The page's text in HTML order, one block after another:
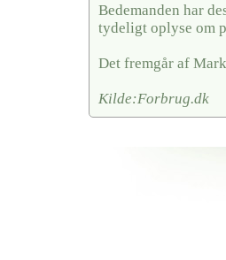
Bedemanden har
tydeligt oplyse om
Det fremgår af
Kilde:Forbrug.dk